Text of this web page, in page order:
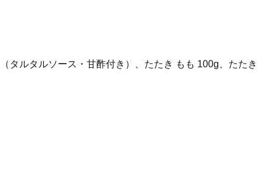
ルタルソース・甘酢付き）、たたき もも 100g、たた